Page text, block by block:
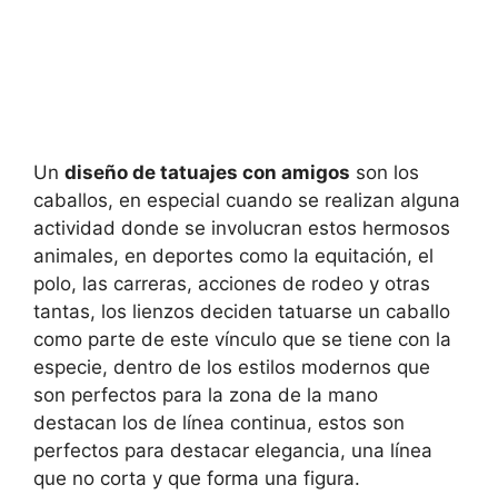
Un diseño de tatuajes con amigos son los
caballos, en especial cuando se realizan alguna
actividad donde se involucran estos hermosos
animales, en deportes como la equitación, el
polo, las carreras, acciones de rodeo y otras
tantas, los lienzos deciden tatuarse un caballo
como parte de este vínculo que se tiene con la
especie, dentro de los estilos modernos que
son perfectos para la zona de la mano
destacan los de línea continua, estos son
perfectos para destacar elegancia, una línea
que no corta y que forma una figura.